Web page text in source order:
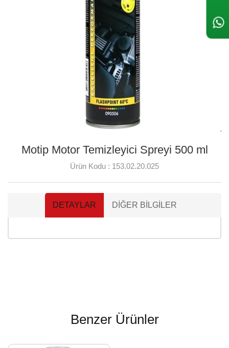
Motip Motor Temizleyici Spreyi 500 ml
Ürün Kodu : 153.02.20.025
DETAYLAR DIĞER BILGILER
Benzer Ürünler